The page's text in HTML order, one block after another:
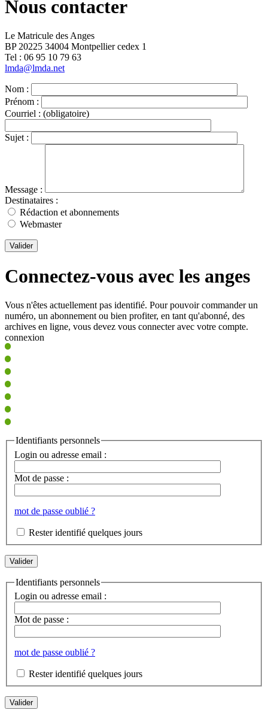
Nous contacter
Le Matricule des Anges
BP 20225 34004 Montpellier cedex 1
Tel : ‭06 95 10 79 63
lmda@lmda.net
Nom :
Prénom :
Courriel : (obligatoire)
Sujet :
Message :
Destinataires :
Rédaction et abonnements
Webmaster
Valider
Connectez-vous avec les anges
Vous n'êtes actuellement pas identifié. Pour pouvoir commander un
numéro, un abonnement ou bien profiter, en tant qu'abonné, des
archives en ligne, vous devez vous connecter avec votre compte.
connexion
Identifiants personnels
Login ou adresse email :
Mot de passe :
mot de passe oublié ?
Rester identifié quelques jours
Identifiants personnels
Login ou adresse email :
Mot de passe :
mot de passe oublié ?
Rester identifié quelques jours